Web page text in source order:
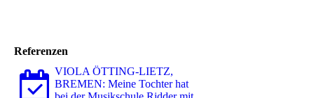
Referenzen
VIOLA ÖTTING-LIETZ,
BREMEN: Meine Tochter hat